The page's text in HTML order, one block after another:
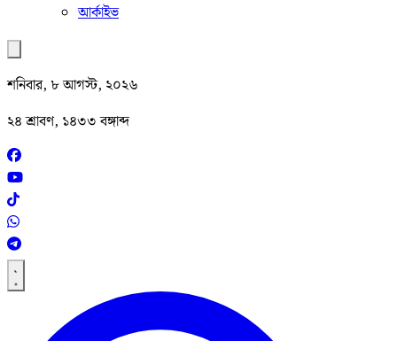
আর্কাইভ
শনিবার, ৮ আগস্ট, ২০২৬
২৪ শ্রাবণ, ১৪৩৩ বঙ্গাব্দ